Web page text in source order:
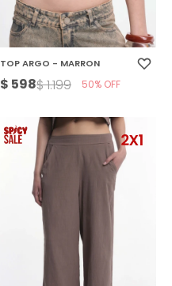
TOP ARGO - MARRON
$ 598$1.199 50